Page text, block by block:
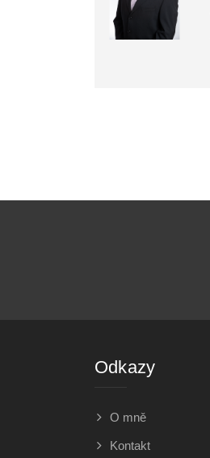
Odkazy
O mně
Kontakt